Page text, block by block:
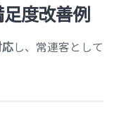
度改善例
し、常連客として